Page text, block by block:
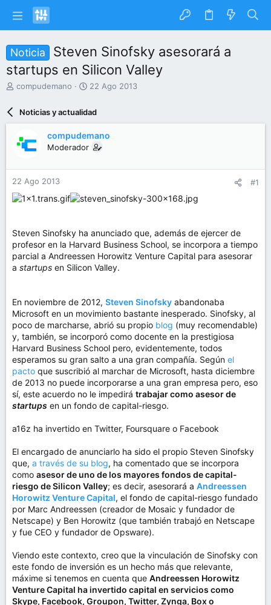
Noticia
Steven Sinofsky asesorará a
startups en Silicon Valley
I
a
r
d
e
l
m
a
compudemano
F
h
d
e
n
i
22 Ago 2013
Noticias y actualidad
compudemano
Moderador
22 Ago 2013 #1
Steven Sinofsky ha anunciado que, además de ejercer de
profesor en la Harvard Business School, se incorpora a tiempo
parcial a Andreessen Horowitz Venture Capital para asesorar
a startups en Silicon Valley.
En noviembre de 2012, Steven Sinofsky abandonaba
Microsoft en un movimiento bastante inesperado. Sinofsky, al
poco de marcharse, abrió su propio blog (muy recomendable)
y, también, se incorporó como docente en la prestigiosa
Harvard Business School pero, evidentemente, todos
esperamos su gran salto a una gran compañía. Según el
pacto que suscribió al marchar de Microsoft, hasta diciembre
de 2013 no puede incorporarse a una gran empresa pero, eso
sí, este acuerdo no le impedirá trabajar como asesor de
startups en un fondo de capital-riesgo.
a16z ha invertido en Twitter, Foursquare o Facebook
El encargado de anunciarlo ha sido el propio Steven Sinofsky
que, a través de su blog, ha comentado que se incorpora
como asesor de uno de los mayores fondos de capital-
riesgo de Silicon Valley; es decir, asesorará a Andreessen
Horowitz Venture Capital, el fondo de capital-riesgo fundado
por Marc Andreessen (creador de Mosaic y fundador de
Netscape) y Ben Horowitz (que también trabajó en Netscape
y fue CEO y fundador de Opsware).
Viendo este contexto, creo que la vinculación de Sinofsky con
este fondo de inversión es un hecho más que relevante,
máxime si tenemos en cuenta que Andreessen Horowitz
Venture Capital ha invertido capital en servicios como
Skype, Facebook, Groupon, Twitter, Zynga, Box o